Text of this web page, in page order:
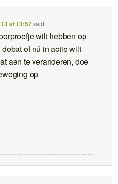
at 13:57said:
wilt hebben op
of nú in actie wilt
aan te veranderen, doe
op